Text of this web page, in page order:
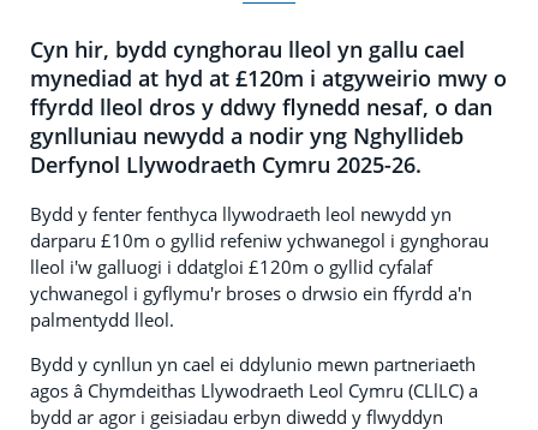
Cyn hir, bydd cynghorau lleol yn gallu cael
mynediad at hyd at £120m i atgyweirio mwy o
ffyrdd lleol dros y ddwy flynedd nesaf, o dan
gynlluniau newydd a nodir yng Nghyllideb
Derfynol Llywodraeth Cymru 2025-26.
Bydd y fenter fenthyca llywodraeth leol newydd yn
darparu £10m o gyllid refeniw ychwanegol i gynghorau
lleol i'w galluogi i ddatgloi £120m o gyllid cyfalaf
ychwanegol i gyflymu'r broses o drwsio ein ffyrdd a'n
palmentydd lleol.
Bydd y cynllun yn cael ei ddylunio mewn partneriaeth
agos â Chymdeithas Llywodraeth Leol Cymru (CLlLC) a
bydd ar agor i geisiadau erbyn diwedd y flwyddyn